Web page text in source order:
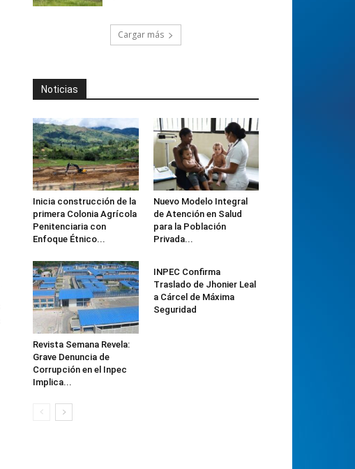
Cargar más
Noticias
Inicia construcción de la
primera Colonia Agrícola
Penitenciaria con
Enfoque Étnico...
Nuevo Modelo Integral
de Atención en Salud
para la Población
Privada...
Revista Semana Revela:
Grave Denuncia de
Corrupción en el Inpec
Implica...
INPEC Confirma
Traslado de Jhonier Leal
a Cárcel de Máxima
Seguridad